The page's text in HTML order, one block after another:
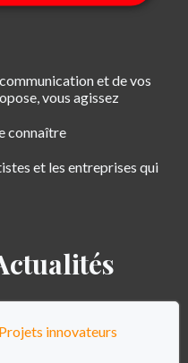
et de vos
vous agissez
connaître
et les entreprises qui
Projets innovateurs